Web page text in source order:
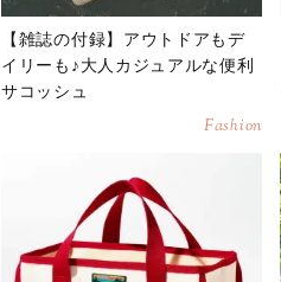
【雑誌の付録】アウトドアもデ
イリーも♪大人カジュアルな便利
サコッシュ
Fashion